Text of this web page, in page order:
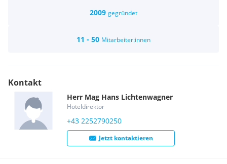
2009 gegründet
11 - 50 Mitarbeiter:innen
Kontakt
Herr Mag Hans Lichtenwagner
Hoteldirektor
+43 2252790250
Jetzt kontaktieren